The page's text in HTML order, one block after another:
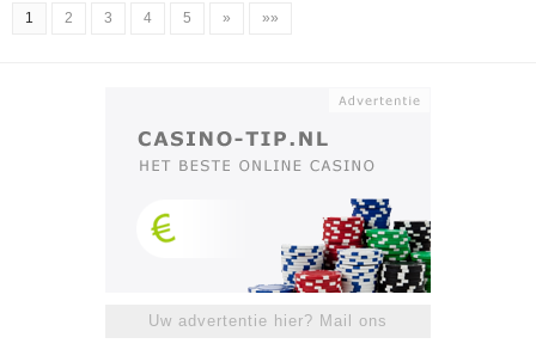
1 2 3 4 5 » »»
Uw advertentie hier? Mail ons